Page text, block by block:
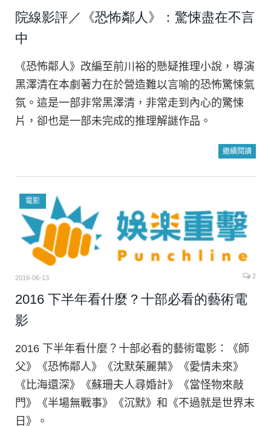
院線影評／《恐怖鄰人》：驚悚盡在不言
中
《恐怖鄰人》改編至前川裕的懸疑推理小說，導演
黑澤清在本劇著力在於營造難以言喻的恐怖驚悚氣
氛。這是一部非常黑澤清，非常走到內心的驚悚
片，卻也是一部未完成的推理解謎作品。
繼續閱讀
電影
2016-06-13 2
2016 下半年看什麼？十部必看的藝術電
影
2016 下半年看什麼？十部必看的藝術電影：《師
父》《恐怖鄰人》《沈默茱麗葉》《愛情未來》
《比海還深》《蘇珊夫人尋婚計》《當怪物來敲
門》《半場無戰事》《沉默》和《不過就是世界末
日》。